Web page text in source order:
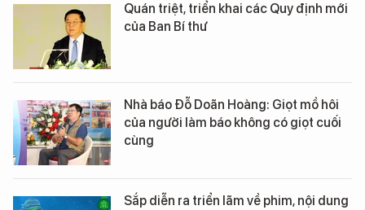
Quán triệt, triển khai các Quy định mới
của Ban Bí thư
Nhà báo Đỗ Doãn Hoàng: Giọt mồ hôi
của người làm báo không có giọt cuối
cùng
Sắp diễn ra triển lãm về phim, nội dung